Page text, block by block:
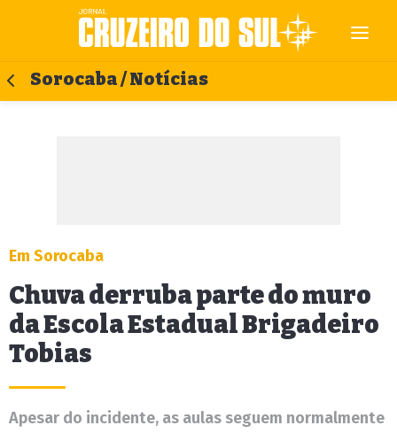
Sorocaba / Notícias
Em Sorocaba
Chuva derruba parte do muro
da Escola Estadual Brigadeiro
Tobias
Apesar do incidente, as aulas seguem normalmente